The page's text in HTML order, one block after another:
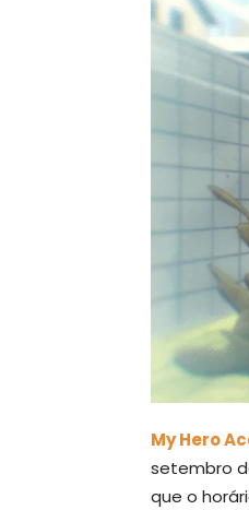
My Hero
setembro
que o